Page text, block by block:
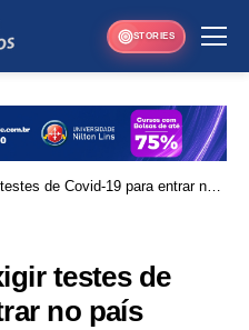
STORIES
de Covid-19 para entrar no
testes de
no país